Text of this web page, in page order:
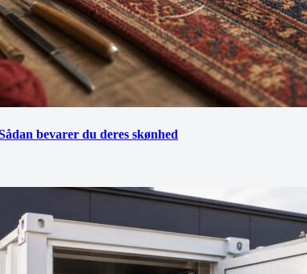
bevarer du deres skønhed